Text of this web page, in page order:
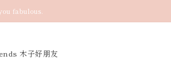
fabulous.
木子好朋友